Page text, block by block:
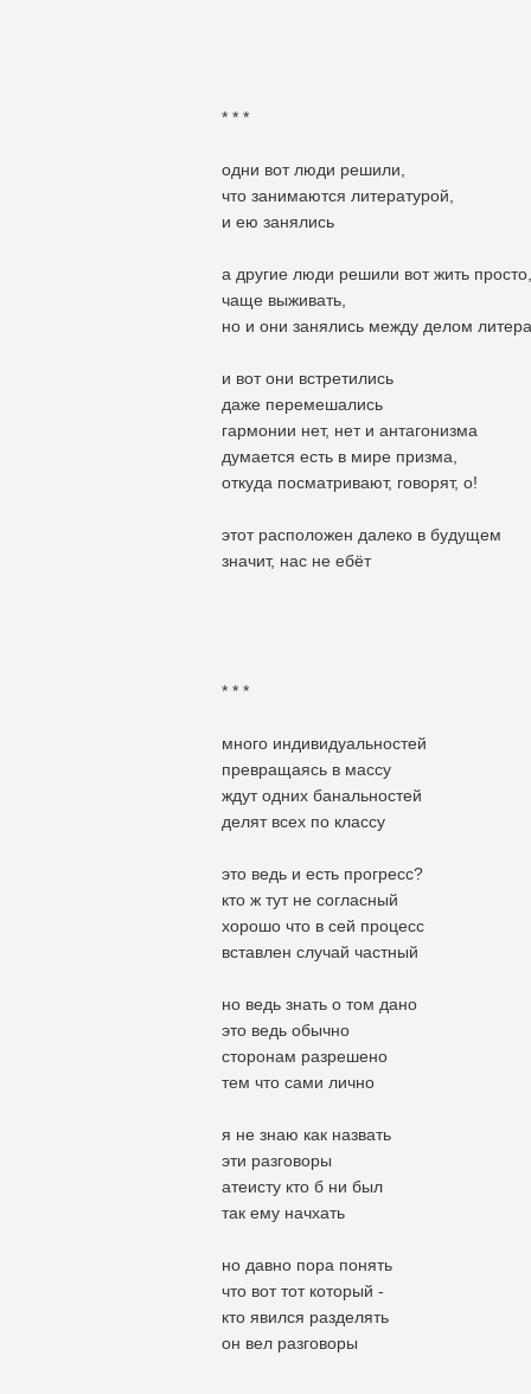
* * *
одни вот люди решили,
что занимаются литературой,
и ею занялись
а другие люди решили вот жить просто,
чаще выживать,
но и они занялись между делом
и вот они встретились
даже перемешались
гармонии нет, нет и антагонизма
думается есть в мире призма,
откуда посматривают, говорят, о!
этот расположен далеко в будущем
значит, нас не ебёт
* * *
много индивидуальностей
превращаясь в массу
ждут одних банальностей
делят всех по классу
это ведь и есть прогресс?
кто ж тут не согласный
хорошо что в сей процесс
вставлен случай частный
но ведь знать о том дано
это ведь обычно
сторонам разрешено
тем что сами лично
я не знаю как назвать
эти разговоры
атеисту кто б ни был
так ему начхать
но давно пора понять
что вот тот который -
кто явился разделять
он вел разговоры